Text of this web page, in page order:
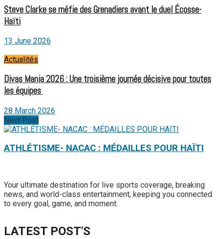
Steve Clarke se méfie des Grenadiers avant le duel Écosse-
Haïti
13 June 2026
Actualités
Divas Mania 2026 : Une troisième journée décisive pour toutes
les équipes
28 March 2026
Next Post
ATHLÉTISME- NACAC : MÉDAILLES POUR HAÏTI
Your ultimate destination for live sports coverage, breaking
news, and world-class entertainment, keeping you connected
to every goal, game, and moment.
LATEST POST'S